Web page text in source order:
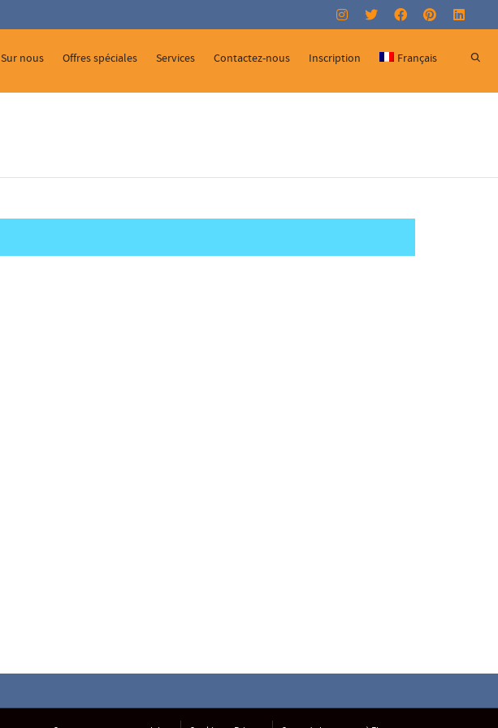
Sur nous Offres spéciales Services Contactez-nous Inscription Français